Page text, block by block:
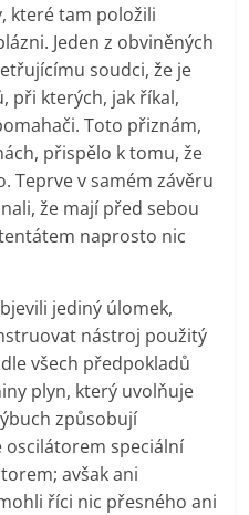
které tam položili
Jeden z obviněných
soudci, že je
při kterých, jak říkal,
Toto přiznám,
přispělo k tomu, že
Teprve v samém závěru
že mají před sebou
naprosto nic
jediný úlomek,
nástroj použitý
všech předpokladů
plyn, který uvolňuje
způsobují
oscilátorem speciální
avšak ani
říci nic přesného ani